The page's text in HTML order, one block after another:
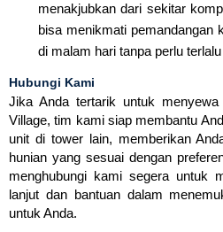
menakjubkan dari sekitar
bisa menikmati pemandangan
di malam hari tanpa perlu
Hubungi Kami
Jika Anda tertarik untuk
Village, tim kami siap membantu
unit di tower lain, memberikan
hunian yang sesuai dengan
menghubungi kami segera untuk
lanjut dan bantuan dalam
untuk Anda.